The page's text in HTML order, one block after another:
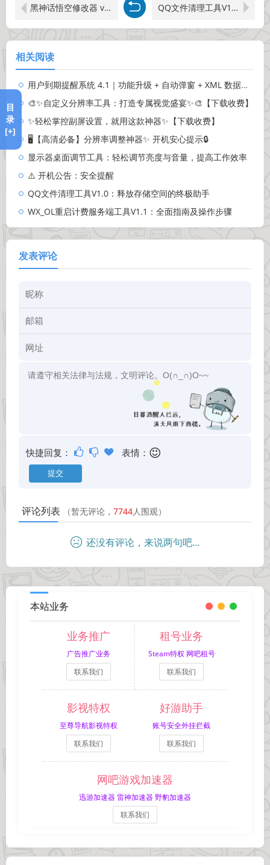
黑神话悟空修改器 v1.0：提升游戏体验的利器 QQ文件清理工具V1.0：释放存储空间的终极助手
相关阅读
用户到期提醒系统 4.1｜功能升级 + 自动弹窗 + XML 数据存储，高效管理成员到期-新增邮箱提醒功能
🎨✨自定义分辨率工具：打造专属视觉盛宴✨🎨【下载收费】
✨轻松掌控副屏设置，就用这款神器✨【下载收费】
🖥️【高清必备】分辨率调整神器✨ 开机安心提示🔒
显示器桌面调节工具：轻松调节亮度与音量，提高工作效率
⚠️ 开机公告：安全提醒
QQ文件清理工具V1.0：释放存储空间的终极助手
WX_OL重启计费服务端工具V1.1：全面指南及操作步骤
发表评论
快捷回复： 表情：
评论列表 （暂无评论， 7744人围观）
还没有评论，来说两句吧...
本站业务
业务推广
广告推广业务
联系我们
租号业务
Steam特权 网吧租号
联系我们
影视特权
至尊导航影视特权
联系我们
好游助手
账号安全外挂拦截
联系我们
网吧游戏加速器
迅游加速器 雷神加速器 野豹加速器
联系我们
目
录
[+]